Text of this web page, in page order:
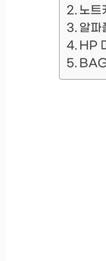
노트
알파
HP